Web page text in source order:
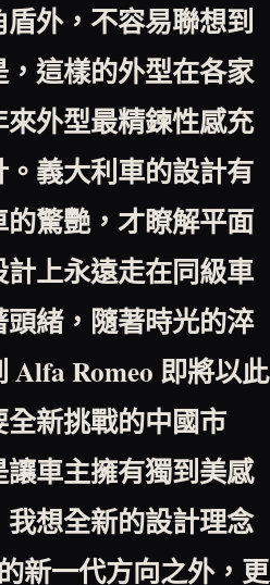
外，不容易聯想到
這樣的外型在各家
外型最精鍊性感充
義大利車的設計有
驚艷，才瞭解平面
上永遠走在同級車
緒，隨著時光的淬
Alfa Romeo 即將以此
新挑戰的中國市
車主擁有獨到美感
想全新的設計理念
新一代方向之外，更